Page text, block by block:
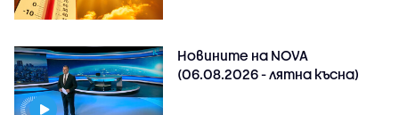
Новините на NOVA
(06.08.2026 - лятна късна)